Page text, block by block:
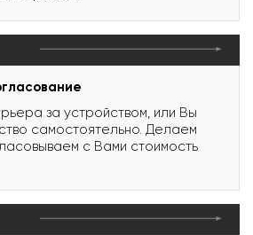
за устройством, или Вы
самостоятельно. Делаем
с Вами стоимость